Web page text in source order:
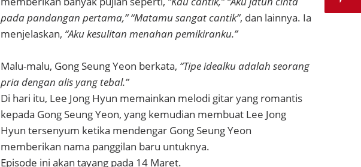
pada pandangan pertama,” “Matamu sangat cantik”, dan lainnya. Ia
menjelaskan, “Aku kesulitan menahan pemikiranku.”
Malu-malu, Gong Seung Yeon berkata, “Tipe idealku adalah seorang
pria dengan alis yang tebal.”
Di hari itu, Lee Jong Hyun memainkan melodi gitar yang romantis
kepada Gong Seung Yeon, yang kemudian membuat Lee Jong
Hyun tersenyum ketika mendengar Gong Seung Yeon
memberikan nama panggilan baru untuknya.
Episode ini akan tayang pada 14 Maret.